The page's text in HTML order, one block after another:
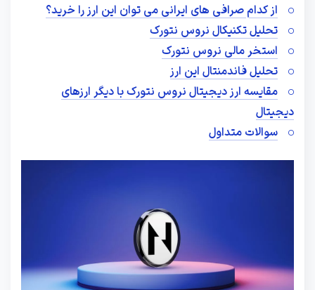
از کدام صرافی های ایرانی می توان این ارز را خرید؟
تحلیل تکنیکال نروس نتورک
استخر مالی نروس نتورک
تحلیل فاندمنتال این ارز
مقایسه ارز دیجیتال نروس نتورک با دیگر ارزهای
دیجیتال
سوالات متداول